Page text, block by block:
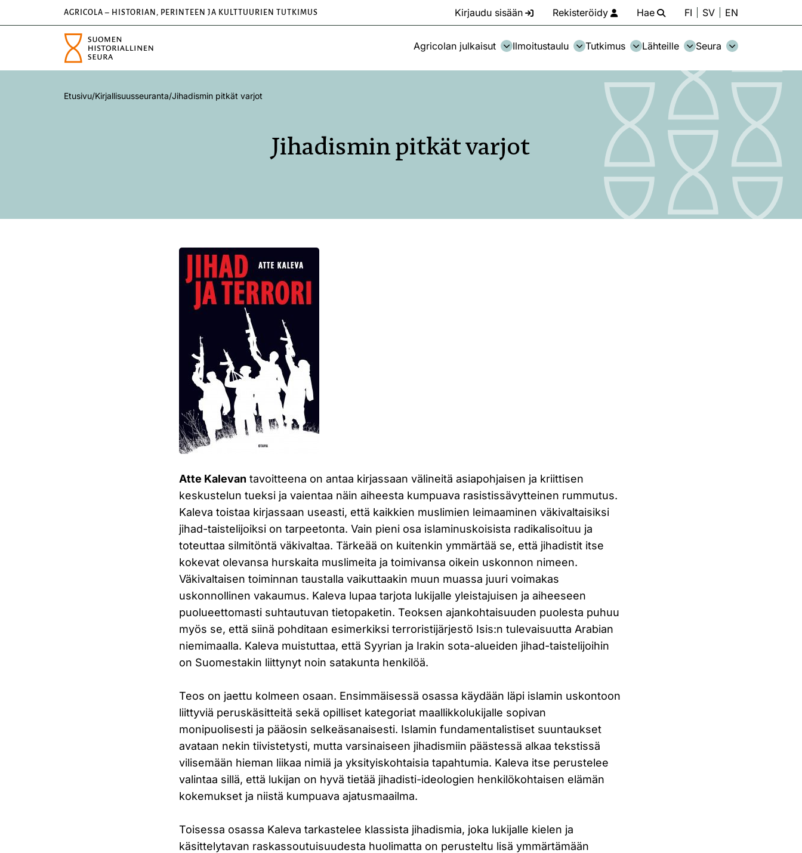
AGRICOLA – HISTORIAN, PERINTEEN JA KULTTUURIEN TUTKIMUS Kirjaudu sisään Rekisteröidy Hae FI SV EN
Agricolan julkaisut Ilmoitustaulu Tutkimus Lähteille Seura
Etusivu/Kirjallisuusseuranta/Jihadismin pitkät varjot
Jihadismin pitkät varjot
Atte Kalevan tavoitteena on antaa kirjassaan välineitä asiapohjaisen ja kriittisen
keskustelun tueksi ja vaientaa näin aiheesta kumpuava rasistissävytteinen rummutus.
Kaleva toistaa kirjassaan useasti, että kaikkien muslimien leimaaminen väkivaltaisiksi
jihad-taistelijoiksi on tarpeetonta. Vain pieni osa islaminuskoisista radikalisoituu ja
toteuttaa silmitöntä väkivaltaa. Tärkeää on kuitenkin ymmärtää se, että jihadistit itse
kokevat olevansa hurskaita muslimeita ja toimivansa oikein uskonnon nimeen.
Väkivaltaisen toiminnan taustalla vaikuttaakin muun muassa juuri voimakas
uskonnollinen vakaumus. Kaleva lupaa tarjota lukijalle yleistajuisen ja aiheeseen
puolueettomasti suhtautuvan tietopaketin. Teoksen ajankohtaisuuden puolesta puhuu
myös se, että siinä pohditaan esimerkiksi terroristijärjestö Isis:n tulevaisuutta Arabian
niemimaalla. Kaleva muistuttaa, että Syyrian ja Irakin sota-alueiden jihad-taistelijoihin
on Suomestakin liittynyt noin satakunta henkilöä.
Teos on jaettu kolmeen osaan. Ensimmäisessä osassa käydään läpi islamin uskontoon
liittyviä peruskäsitteitä sekä opilliset kategoriat maallikkolukijalle sopivan
monipuolisesti ja pääosin selkeäsanaisesti. Islamin fundamentalistiset suuntaukset
avataan nekin tiivistetysti, mutta varsinaiseen jihadismiin päästessä alkaa tekstissä
vilisemään hieman liikaa nimiä ja yksityiskohtaisia tapahtumia. Kaleva itse perustelee
valintaa sillä, että lukijan on hyvä tietää jihadisti-ideologien henkilökohtaisen elämän
kokemukset ja niistä kumpuava ajatusmaailma.
Toisessa osassa Kaleva tarkastelee klassista jihadismia, joka lukijalle kielen ja
käsittelytavan raskassoutuisuudesta huolimatta on perusteltu lisä ymmärtämään